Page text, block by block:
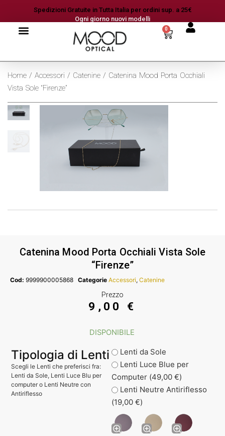
Spedizioni Gratuite in Tutta Italia per ordini sup. a 25€
Ogni giorno nuovi modelli
0
Home / Accessori / Catenine / Catenina Mood Porta Occhiali
Vista Sole “Firenze”
Catenina Mood Porta Occhiali Vista Sole
“Firenze”
Cod: 9999900005868 Categorie Accessori, Catenine
Prezzo
9,00 €
DISPONIBILE
Tipologia di Lenti
Scegli le Lenti che preferisci fra:
Lenti da Sole, Lenti Luce Blu per
computer o Lenti Neutre con
Antiriflesso
Lenti da Sole
Lenti Luce Blue per
Computer (49,00 €)
Lenti Neutre Antiriflesso
(19,00 €)